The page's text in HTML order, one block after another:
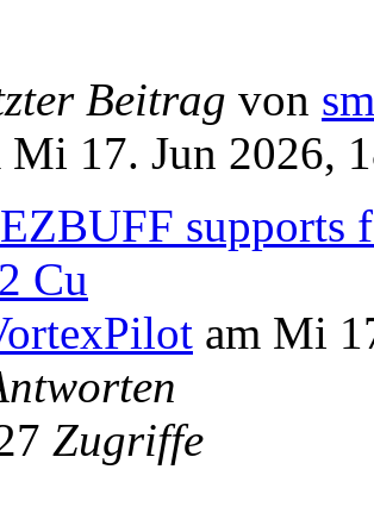
Beitrag von
Mi 17. Jun 2026,
supports
Cu
am Mi
Zugriffe